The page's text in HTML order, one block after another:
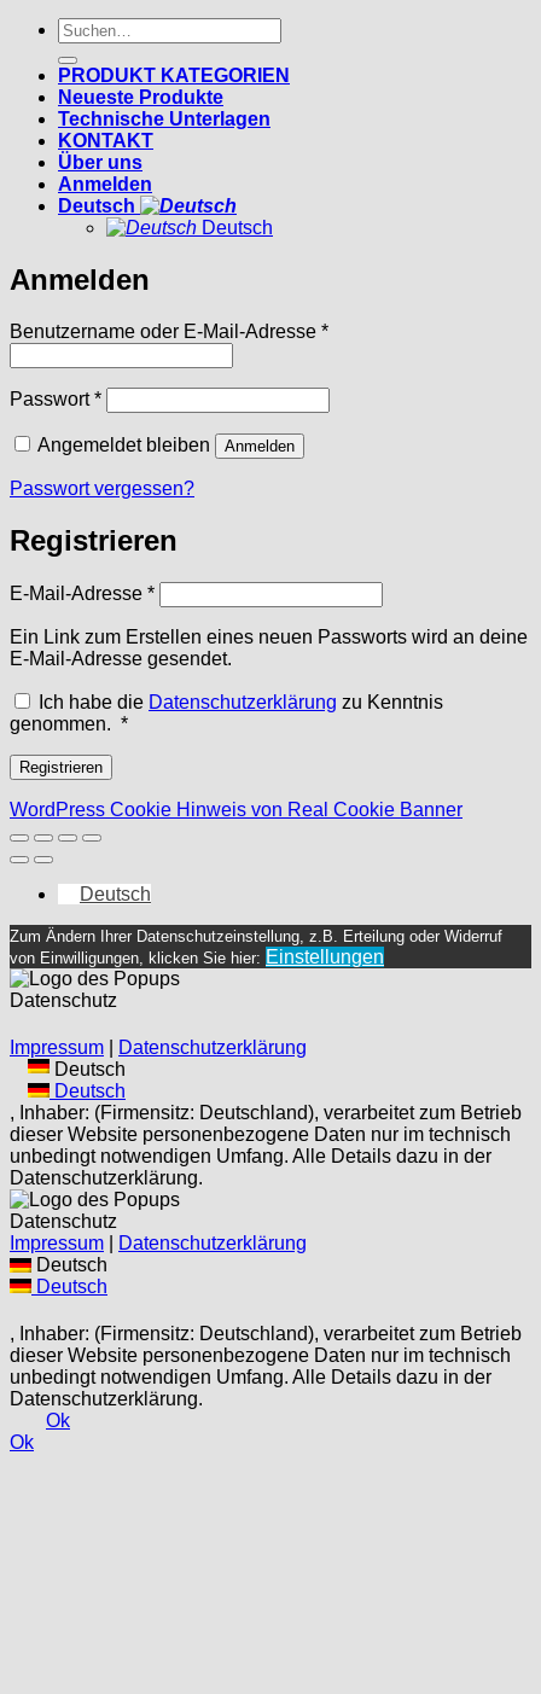
Suchen
nach:
PRODUKT KATEGORIEN
Neueste Produkte
Technische Unterlagen
KONTAKT
Über uns
Anmelden
Deutsch
Deutsch
Anmelden
Benutzername oder E-Mail-Adresse *Erforderlich
Passwort*Erforderlich
Angemeldet bleiben Anmelden
Passwort vergessen?
Registrieren
E-Mail-Adresse *Erforderlich
Ein Link zum Erstellen eines neuen Passworts wird an deine
E-Mail-Adresse gesendet.
Ich habe die Datenschutzerklärung zu Kenntnis
genommen. *Erforderlich
Registrieren
WordPress Cookie Hinweis von Real Cookie Banner
Deutsch
Zum Ändern Ihrer Datenschutzeinstellung, z.B. Erteilung oder Widerruf
von Einwilligungen, klicken Sie hier: Einstellungen
Datenschutz
Impressum
Datenschutzerklärung
Deutsch
Deutsch
, Inhaber: (Firmensitz: Deutschland), verarbeitet zum Betrieb
dieser Website personenbezogene Daten nur im technisch
unbedingt notwendigen Umfang. Alle Details dazu in der
Datenschutzerklärung.
Datenschutz
Impressum
Datenschutzerklärung
Deutsch
Deutsch
, Inhaber: (Firmensitz: Deutschland), verarbeitet zum Betrieb
dieser Website personenbezogene Daten nur im technisch
unbedingt notwendigen Umfang. Alle Details dazu in der
Datenschutzerklärung.
Ok
Ok